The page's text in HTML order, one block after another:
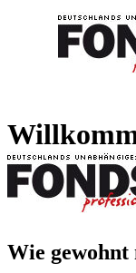
Wie gewohnt